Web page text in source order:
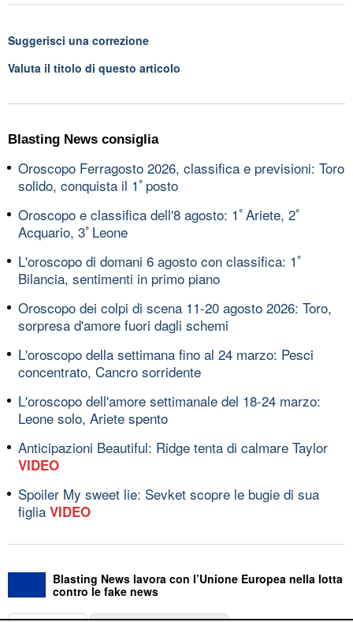
Suggerisci una correzione
Valuta il titolo di questo articolo
Blasting News consiglia
Oroscopo Ferragosto 2026, classifica e previsioni: Toro
solido, conquista il 1ﾟposto
Oroscopo e classifica dell'8 agosto: 1ﾟAriete, 2ﾟ
Acquario, 3ﾟLeone
L'oroscopo di domani 6 agosto con classifica: 1ﾟ
Bilancia, sentimenti in primo piano
Oroscopo dei colpi di scena 11-20 agosto 2026: Toro,
sorpresa d'amore fuori dagli schemi
L'oroscopo della settimana fino al 24 marzo: Pesci
concentrato, Cancro sorridente
L'oroscopo dell'amore settimanale del 18-24 marzo:
Leone solo, Ariete spento
Anticipazioni Beautiful: Ridge tenta di calmare Taylor
VIDEO
Spoiler My sweet lie: Sevket scopre le bugie di sua
figlia VIDEO
Blasting News lavora con l’Unione Europea nella lotta
contro le fake news